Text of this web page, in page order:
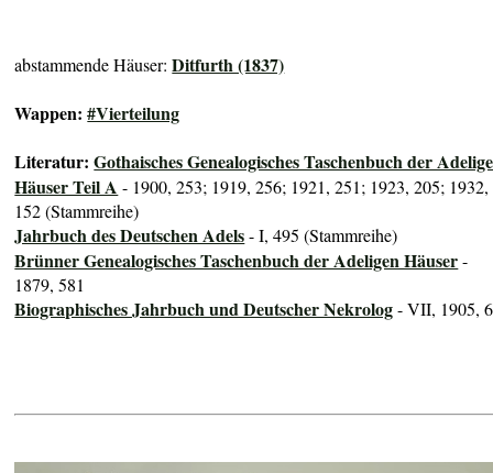
abstammende Häuser:Ditfurth (1837)
Wappen:#Vierteilung
Literatur:Gothaisches Genealogisches Taschenbuch der
Häuser Teil A - 1900, 253; 1919, 256; 1921, 251; 1923, 205; 1932,
152 (Stammreihe)
Jahrbuch des Deutschen Adels- I, 495 (Stammreihe)
Brünner Genealogisches Taschenbuch der Adeligen Häuser-
1879, 581
Biographisches Jahrbuch und Deutscher Nekrolog- VII, 1905,